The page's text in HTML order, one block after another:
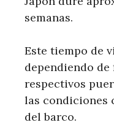
semanas.
Este tiempo de
dependiendo
respectivos
las condiciones
del barco.